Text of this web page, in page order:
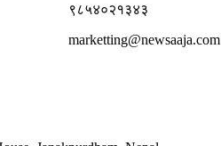
९८५४०२१३४३
marketting@newsaaja.com